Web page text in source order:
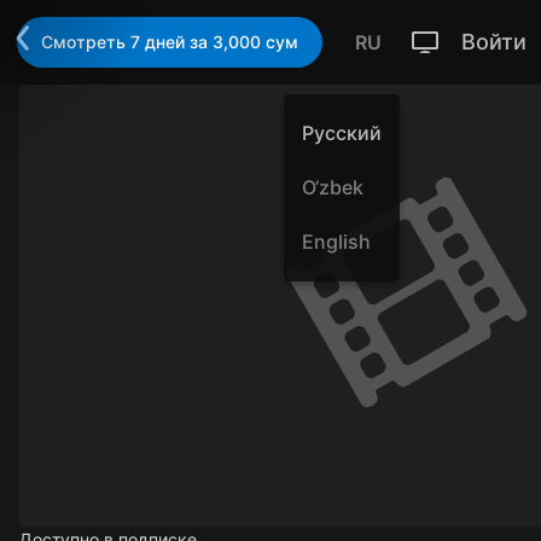
Смотреть 7 дней за 3,000 cум RU
Русский
O‘zbek
English
Войти